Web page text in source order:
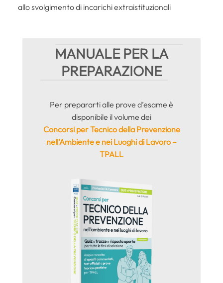
allo svolgimento di incarichi extraistituzionali
MANUALE PER LA
PREPARAZIONE
Per prepararti alle prove d’esame è
disponibile il volume dei
Concorsi per Tecnico della Prevenzione
nell’Ambiente e nei Luoghi di Lavoro –
TPALL